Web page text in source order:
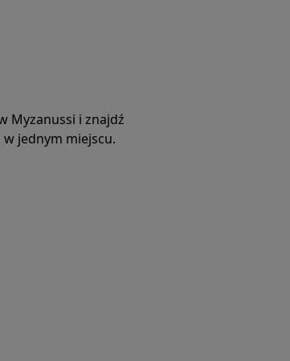
Myzanussi i znajdź
jednym miejscu.